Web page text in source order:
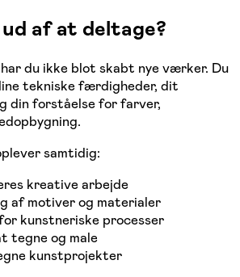
af at deltage?
du ikke blot skabt nye værker. Du
tekniske færdigheder, dit
din forståelse for farver,
samtidig:
kreative arbejde
af motiver og materialer
kunstneriske processer
tegne og male
kunstprojekter